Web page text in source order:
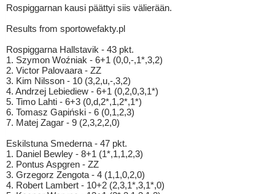
Rospiggarnan kausi päättyi siis välierään.
Results from sportowefakty.pl
Rospiggarna Hallstavik - 43 pkt.
1. Szymon Woźniak - 6+1 (0,0,-,1*,3,2)
2. Victor Palovaara - ZZ
3. Kim Nilsson - 10 (3,2,u,-,3,2)
4. Andrzej Lebiediew - 6+1 (0,2,0,3,1*)
5. Timo Lahti - 6+3 (0,d,2*,1,2*,1*)
6. Tomasz Gapiński - 6 (0,1,2,3)
7. Matej Zagar - 9 (2,3,2,2,0)
Eskilstuna Smederna - 47 pkt.
1. Daniel Bewley - 8+1 (1*,1,1,2,3)
2. Pontus Aspgren - ZZ
3. Grzegorz Zengota - 4 (1,1,0,2,0)
4. Robert Lambert - 10+2 (2,3,1*,3,1*,0)